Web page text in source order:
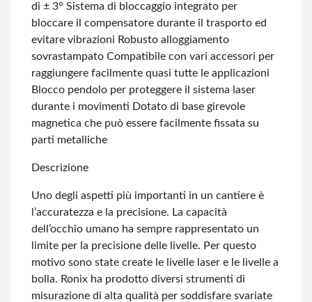
di ± 3° Sistema di bloccaggio integrato per
bloccare il compensatore durante il trasporto ed
evitare vibrazioni Robusto alloggiamento
sovrastampato Compatibile con vari accessori per
raggiungere facilmente quasi tutte le applicazioni
Blocco pendolo per proteggere il sistema laser
durante i movimenti Dotato di base girevole
magnetica che può essere facilmente fissata su
parti metalliche
Descrizione
Uno degli aspetti più importanti in un cantiere è
l’accuratezza e la precisione. La capacità
dell’occhio umano ha sempre rappresentato un
limite per la precisione delle livelle. Per questo
motivo sono state create le livelle laser e le livelle a
bolla. Ronix ha prodotto diversi strumenti di
misurazione di alta qualità per soddisfare svariate